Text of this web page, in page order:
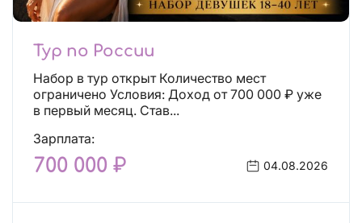
Тур по России
Набор в тур открыт Количество мест
ограничено Условия: Доход от 700 000 ₽ уже
в первый месяц. Став...
Зарплата:
700 000 ₽ 04.08.2026